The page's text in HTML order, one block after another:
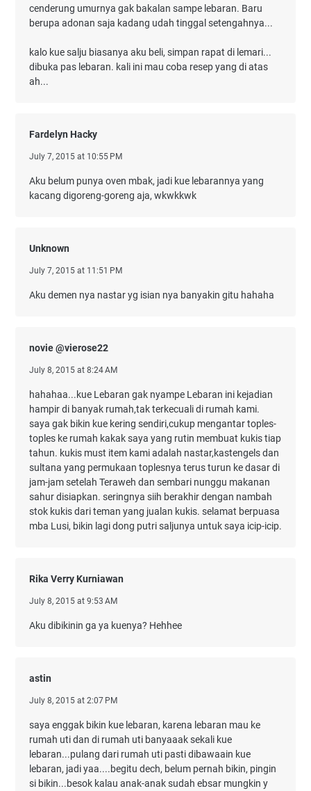
cenderung umurnya gak bakalan sampe lebaran. Baru
berupa adonan saja kadang udah tinggal setengahnya...
kalo kue salju biasanya aku beli, simpan rapat di lemari...
dibuka pas lebaran. kali ini mau coba resep yang di atas
ah...
Fardelyn Hacky
July 7, 2015 at 10:55 PM
Aku belum punya oven mbak, jadi kue lebarannya yang
kacang digoreng-goreng aja, wkwkkwk
Unknown
July 7, 2015 at 11:51 PM
Aku demen nya nastar yg isian nya banyakin gitu hahaha
novie @vierose22
July 8, 2015 at 8:24 AM
hahahaa...kue Lebaran gak nyampe Lebaran ini kejadian
hampir di banyak rumah,tak terkecuali di rumah kami.
saya gak bikin kue kering sendiri,cukup mengantar toples-
toples ke rumah kakak saya yang rutin membuat kukis tiap
tahun. kukis must item kami adalah nastar,kastengels dan
sultana yang permukaan toplesnya terus turun ke dasar di
jam-jam setelah Teraweh dan sembari nunggu makanan
sahur disiapkan. seringnya siih berakhir dengan nambah
stok kukis dari teman yang jualan kukis. selamat berpuasa
mba Lusi, bikin lagi dong putri saljunya untuk saya icip-icip.
Rika Verry Kurniawan
July 8, 2015 at 9:53 AM
Aku dibikinin ga ya kuenya? Hehhee
astin
July 8, 2015 at 2:07 PM
saya enggak bikin kue lebaran, karena lebaran mau ke
rumah uti dan di rumah uti banyaaak sekali kue
lebaran...pulang dari rumah uti pasti dibawaain kue
lebaran, jadi yaa....begitu dech, belum pernah bikin, pingin
si bikin...besok kalau anak-anak sudah ebsar mungkin y